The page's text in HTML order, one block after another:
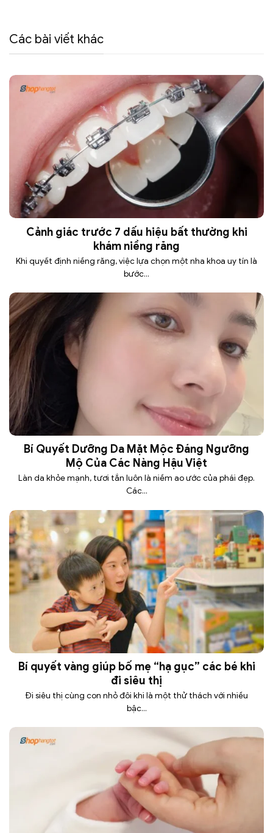
Các bài viết khác
Cảnh giác trước 7 dấu hiệu bất thường khi
khám niềng răng
Khi quyết định niềng răng, việc lựa chọn một nha khoa uy tín là
bước...
Bí Quyết Dưỡng Da Mặt Mộc Đáng Ngưỡng
Mộ Của Các Nàng Hậu Việt
Làn da khỏe mạnh, tươi tắn luôn là niềm ao ước của phái đẹp.
Các...
Bí quyết vàng giúp bố mẹ “hạ gục” các bé khi
đi siêu thị
Đi siêu thị cùng con nhỏ đôi khi là một thử thách với nhiều
bậc...